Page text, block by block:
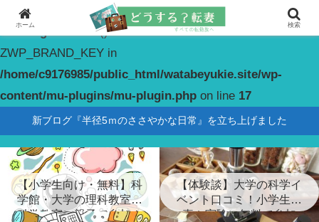
Warning
: constant(): Couldn't find constant
ZWP_BRAND_KEY in
/home/c9176985/public_html/watabeyukie.site/wp-
content/mu-plugins/mu-plugin.php on line 17
新ブログ『半径5ｍのささやかな日常』を立ち上げました
【小学生向け・無料】科
学館・大学の理科教室・
科学教室に親子で参加！
【体験談】大学の科学イ
ベント口コミ！小学生が
喜ぶ実験に無料で参加
ホーム 検索